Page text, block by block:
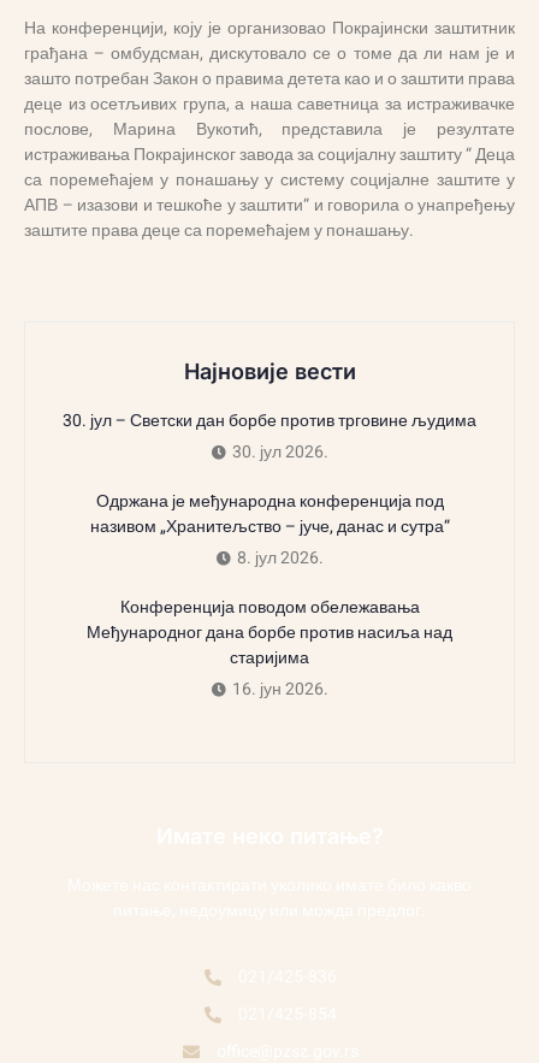
На конференцији, коју је организовао Покрајински заштитник
грађана – омбудсман, дискутовало се о томе да ли нам је и
зашто потребан Закон о правима детета као и о заштити права
деце из осетљивих група, а наша саветница за истраживачке
послове, Марина Вукотић, представила је резултате
истраживања Покрајинског завода за социјалну заштиту “ Деца
са поремећајем у понашању у систему социјалне заштите у
АПВ – изазови и тешкоће у заштити“ и говорила о унапређењу
заштите права деце са поремећајем у понашању.
Најновије вести
30. јул – Светски дан борбе против трговине људима
30. јул 2026.
Одржана је међународна конференција под
називом „Хранитељство – јуче, данас и сутра“
8. јул 2026.
Конференција поводом обележавања
Међународног дана борбе против насиља над
старијима
16. јун 2026.